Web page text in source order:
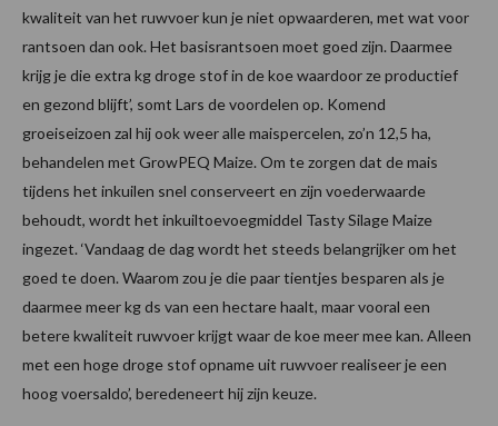
kwaliteit van het ruwvoer kun je niet opwaarderen, met wat voor
rantsoen dan ook. Het basisrantsoen moet goed zijn. Daarmee
krijg je die extra kg droge stof in de koe waardoor ze productief
en gezond blijft’, somt Lars de voordelen op. Komend
groeiseizoen zal hij ook weer alle maispercelen, zo’n 12,5 ha,
behandelen met GrowPEQ Maize. Om te zorgen dat de mais
tijdens het inkuilen snel conserveert en zijn voederwaarde
behoudt, wordt het inkuiltoevoegmiddel Tasty Silage Maize
ingezet. ‘Vandaag de dag wordt het steeds belangrijker om het
goed te doen. Waarom zou je die paar tientjes besparen als je
daarmee meer kg ds van een hectare haalt, maar vooral een
betere kwaliteit ruwvoer krijgt waar de koe meer mee kan. Alleen
met een hoge droge stof opname uit ruwvoer realiseer je een
hoog voersaldo’, beredeneert hij zijn keuze.